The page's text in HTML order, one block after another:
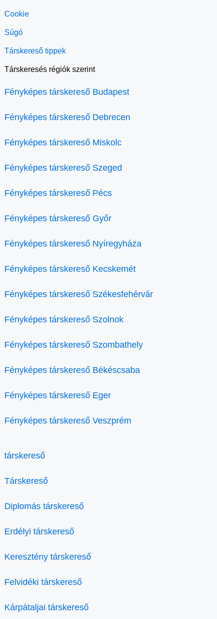
Cookie
Súgó
Társkereső tippek
Társkeresés régiók szerint
Fényképes társkereső Budapest
Fényképes társkereső Debrecen
Fényképes társkereső Miskolc
Fényképes társkereső Szeged
Fényképes társkereső Pécs
Fényképes társkereső Győr
Fényképes társkereső Nyíregyháza
Fényképes társkereső Kecskemét
Fényképes társkereső Székesfehérvár
Fényképes társkereső Szolnok
Fényképes társkereső Szombathely
Fényképes társkereső Békéscsaba
Fényképes társkereső Eger
Fényképes társkereső Veszprém
társkereső
Társkereső
Diplomás társkereső
Erdélyi társkereső
Keresztény társkereső
Felvidéki társkereső
Kárpátaljai társkereső